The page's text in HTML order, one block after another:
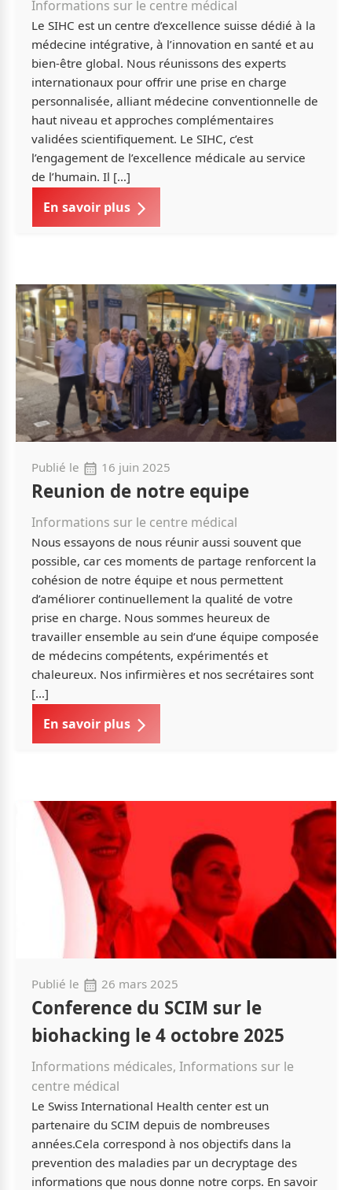
Informations sur le centre médical
Le SIHC est un centre d’excellence suisse dédié à la
médecine intégrative, à l’innovation en santé et au
bien-être global. Nous réunissons des experts
internationaux pour offrir une prise en charge
personnalisée, alliant médecine conventionnelle de
haut niveau et approches complémentaires
validées scientifiquement. Le SIHC, c’est
l’engagement de l’excellence médicale au service
de l’humain. Il […]
En savoir plus
Publié le 16 juin 2025
Reunion de notre equipe
Informations sur le centre médical
Nous essayons de nous réunir aussi souvent que
possible, car ces moments de partage renforcent la
cohésion de notre équipe et nous permettent
d’améliorer continuellement la qualité de votre
prise en charge. Nous sommes heureux de
travailler ensemble au sein d’une équipe composée
de médecins compétents, expérimentés et
chaleureux. Nos infirmières et nos secrétaires sont
[…]
En savoir plus
Publié le 26 mars 2025
Conference du SCIM sur le
biohacking le 4 octobre 2025
Informations médicales, Informations sur le
centre médical
Le Swiss International Health center est un
partenaire du SCIM depuis de nombreuses
années.Cela correspond à nos objectifs dans la
prevention des maladies par un decryptage des
informations que nous donne notre corps. En savoir